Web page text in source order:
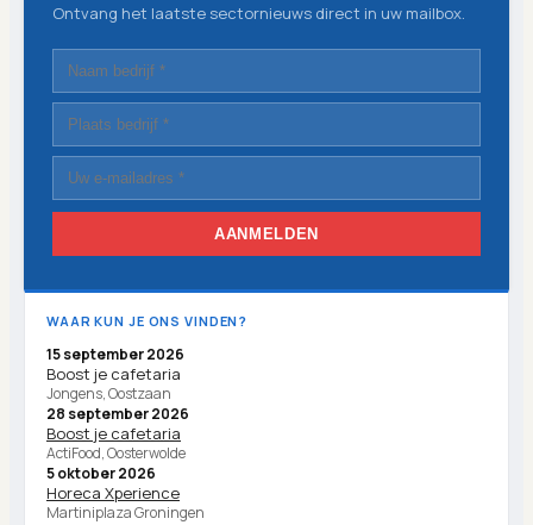
Ontvang het laatste sectornieuws direct in uw mailbox.
AANMELDEN
WAAR KUN JE ONS VINDEN?
15 september 2026
Boost je cafetaria
Jongens, Oostzaan
28 september 2026
Boost je cafetaria
ActiFood, Oosterwolde
5 oktober 2026
Horeca Xperience
Martiniplaza Groningen